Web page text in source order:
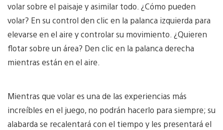
volar sobre el paisaje y asimilar todo. ¿Cómo pueden
volar? En su control den clic en la palanca izquierda para
elevarse en el aire y controlar su movimiento. ¿Quieren
flotar sobre un área? Den clic en la palanca derecha
mientras están en el aire.
Mientras que volar es una de las experiencias más
increíbles en el juego, no podrán hacerlo para siempre; su
alabarda se recalentará con el tiempo y les presentará el